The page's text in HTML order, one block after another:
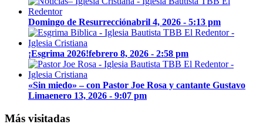
Domingo de Resurrecciónabril 4, 2026 - 5:13 pm
¡Esgrima 2026!febrero 8, 2026 - 2:58 pm
«Sin miedo» – con Pastor Joe Rosa y cantante Gustavo
Limaenero 13, 2026 - 9:07 pm
Más visitadas